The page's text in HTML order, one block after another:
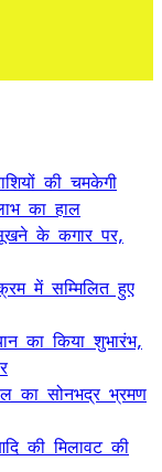
की चमकेगी
का हाल
के कगार पर,
में सम्मिलित हुए
का किया शुभारंभ,
का सोनभद्र भ्रमण
की मिलावट की